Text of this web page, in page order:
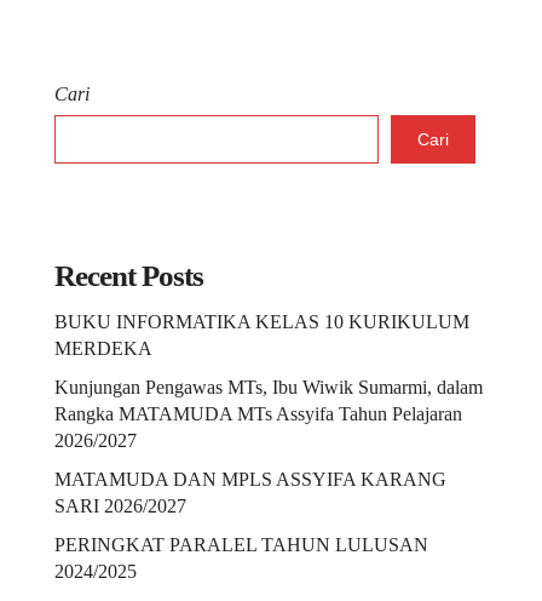
Cari
Cari
Recent Posts
BUKU INFORMATIKA KELAS 10 KURIKULUM
MERDEKA
Kunjungan Pengawas MTs, Ibu Wiwik Sumarmi, dalam
Rangka MATAMUDA MTs Assyifa Tahun Pelajaran
2026/2027
MATAMUDA DAN MPLS ASSYIFA KARANG
SARI 2026/2027
PERINGKAT PARALEL TAHUN LULUSAN
2024/2025